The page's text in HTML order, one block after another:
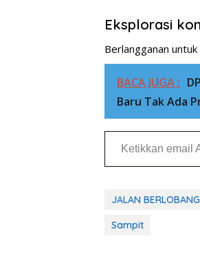
Eksplorasi
Berlangganan
BACA JUGA :
Baru Tak Ada
Ketikkan email Anda...
JALAN BERLOBANG
Sampit